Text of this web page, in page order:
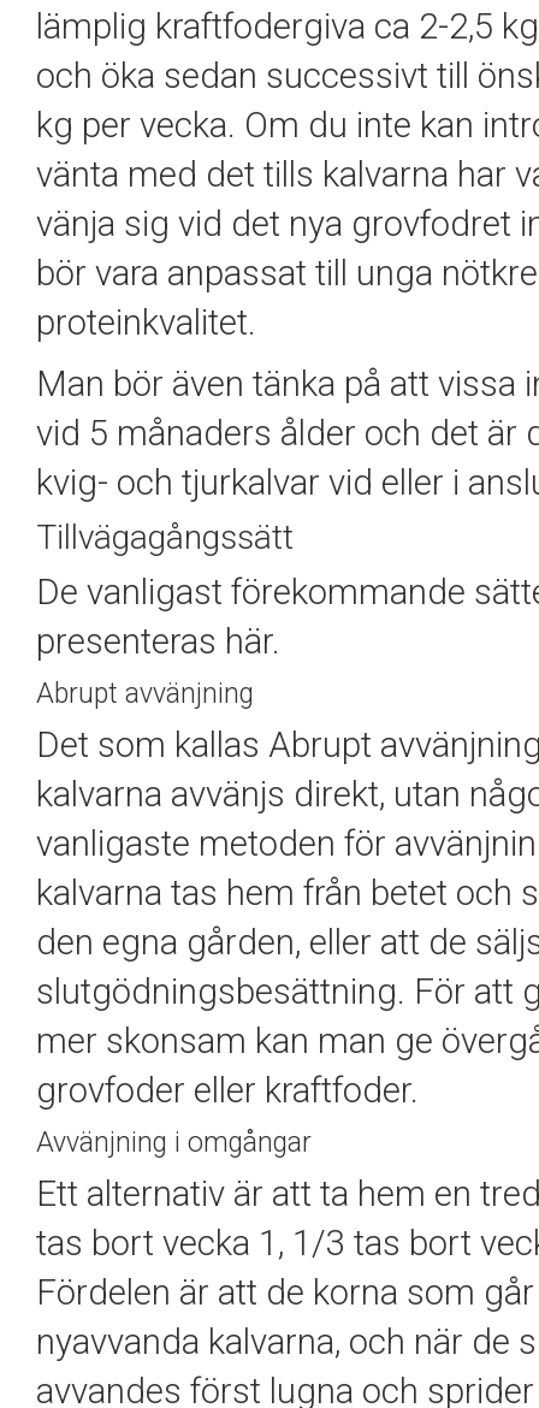
lämplig kraftfodergiva ca 2-2,5
och öka sedan successivt till
kg per vecka. Om du inte kan
vänta med det tills kalvarna har
vänja sig vid det nya grovfodret
bör vara anpassat till unga
proteinkvalitet.
Man bör även tänka på att
vid 5 månaders ålder och det är
kvig- och tjurkalvar vid eller i
Tillvägagångssätt
De vanligast förekommande
presenteras här.
Abrupt avvänjning
Det som kallas Abrupt
kalvarna avvänjs direkt, utan
vanligaste metoden för
kalvarna tas hem från betet och
den egna gården, eller att de
slutgödningsbesättning. För att
mer skonsam kan man ge
grovfoder eller kraftfoder.
Avvänjning i omgångar
Ett alternativ är att ta hem en
tas bort vecka 1, 1/3 tas bort
Fördelen är att de korna som
nyavvanda kalvarna, och när de
avvandes först lugna och